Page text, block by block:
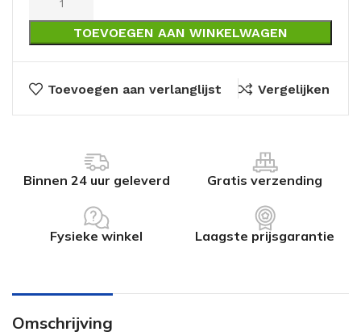
TOEVOEGEN AAN WINKELWAGEN
Toevoegen aan verlanglijst Vergelijken
Binnen 24 uur geleverd Gratis verzending
Fysieke winkel Laagste prijsgarantie
Omschrijving